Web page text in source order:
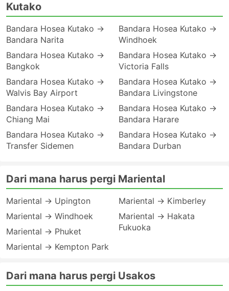
Kutako
Bandara Hosea Kutako →
Bandara Narita
Bandara Hosea Kutako →
Bangkok
Bandara Hosea Kutako →
Walvis Bay Airport
Bandara Hosea Kutako →
Chiang Mai
Bandara Hosea Kutako →
Transfer Sidemen
Bandara Hosea Kutako →
Windhoek
Bandara Hosea Kutako →
Victoria Falls
Bandara Hosea Kutako →
Bandara Livingstone
Bandara Hosea Kutako →
Bandara Harare
Bandara Hosea Kutako →
Bandara Durban
Dari mana harus pergi Mariental
Mariental → Upington
Mariental → Windhoek
Mariental → Phuket
Mariental → Kempton Park
Mariental → Kimberley
Mariental → Hakata
Fukuoka
Dari mana harus pergi Usakos